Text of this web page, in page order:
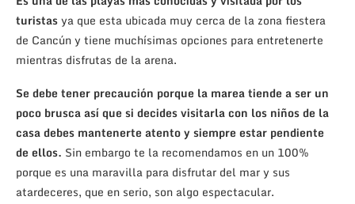
turistasya que esta ubicada muy cerca de la zona fiestera
de Cancún y tiene muchísimas opciones para entretenerte
mientras disfrutas de la arena.
Se debe tener precaución porque la marea tiende a ser un
poco brusca así que si decides visitarla con los niños de la
casa debes mantenerte atento y siempre estar pendiente
de ellos. Sin embargo te la recomendamos en un 100%
porque es una maravilla para disfrutar del mar y sus
atardeceres, que en serio, son algo espectacular.